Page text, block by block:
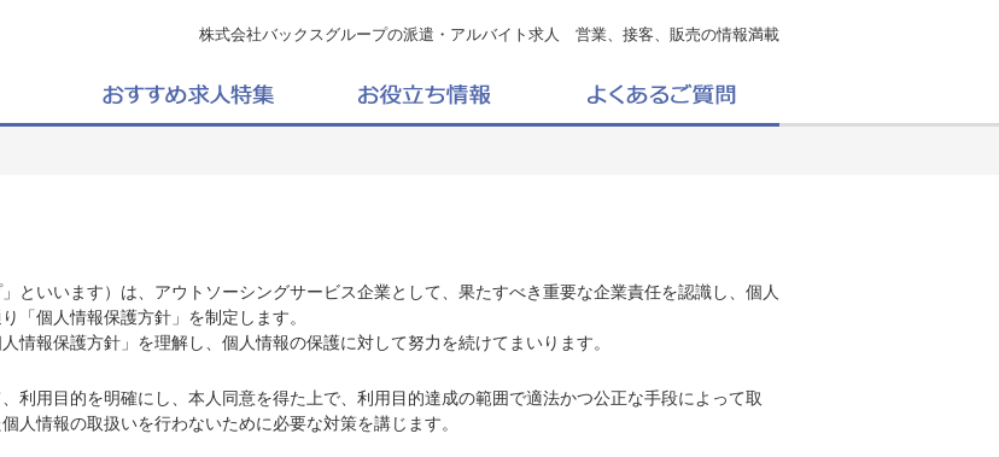
株式会社バックスグループの派遣・アルバイト求人 営業、接客、販売の情報満載
といいます）は、アウトソーシングサービス企業として、果たすべき重要な企業責任を認識し、個人
「個人情報保護方針」を制定します。
情報保護方針」を理解し、個人情報の保護に対して努力を続けてまいります。
利用目的を明確にし、本人同意を得た上で、利用目的達成の範囲で適法かつ公正な手段によって取
人情報の取扱いを行わないために必要な対策を講じます。